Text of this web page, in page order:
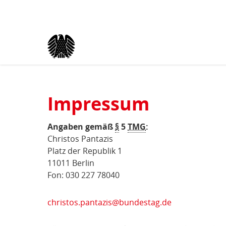
Hauptnavigation
Impressum
Impressum
Angaben gemäß§ 5TMG:
Christos Pantazis
Platz der Republik 1
11011 Berlin
Fon: 030 227 78040
christos.pantazis@bundestag.de